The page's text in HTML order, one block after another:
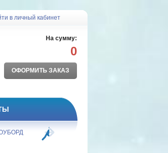
в личный кабинет
На сумму:
0
ОФОРМИТЬ ЗАКАЗ